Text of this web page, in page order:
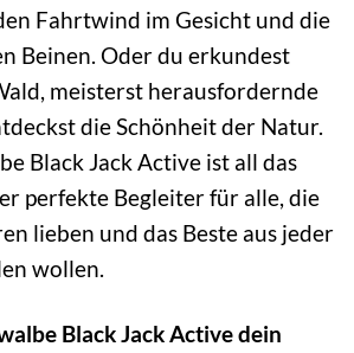
Fahrtwind im Gesicht und die
Beinen. Oder du erkundest
meisterst herausfordernde
die Schönheit der Natur.
Black Jack Active ist all das
perfekte Begleiter für alle, die
lieben und das Beste aus jeder
wollen.
Black Jack Active dein